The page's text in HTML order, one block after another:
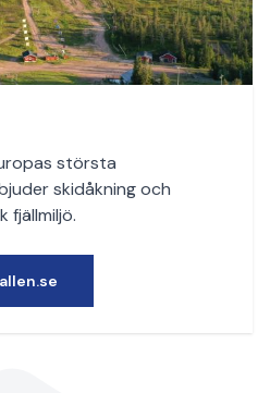
största
skidåkning och
fjällmiljö.